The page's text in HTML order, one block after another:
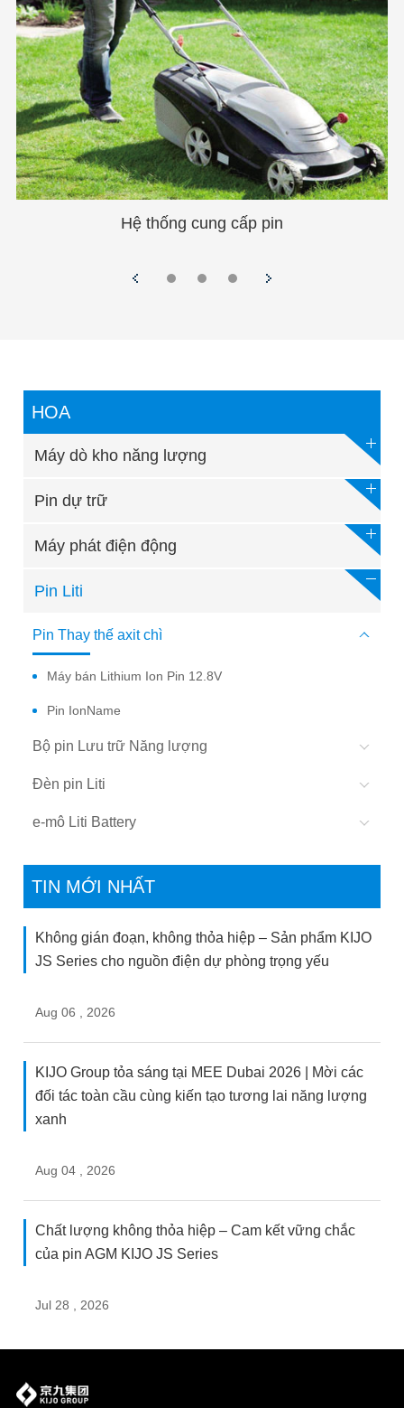
Ánh sáng Phoovoltaic
HOA
Máy dò kho năng lượng
Pin dự trữ
Máy phát điện động
Pin Liti
Pin Thay thế axit chì
Máy bán Lithium Ion Pin 12.8V
Pin IonName
Bộ pin Lưu trữ Năng lượng
Đèn pin Liti
e-mô Liti Battery
TIN MỚI NHẤT
Không gián đoạn, không thỏa hiệp – Sản phẩm KIJO
JS Series cho nguồn điện dự phòng trọng yếu
Aug 06 , 2026
KIJO Group tỏa sáng tại MEE Dubai 2026 | Mời các
đối tác toàn cầu cùng kiến tạo tương lai năng lượng
xanh
Aug 04 , 2026
Chất lượng không thỏa hiệp – Cam kết vững chắc
của pin AGM KIJO JS Series
Jul 28 , 2026